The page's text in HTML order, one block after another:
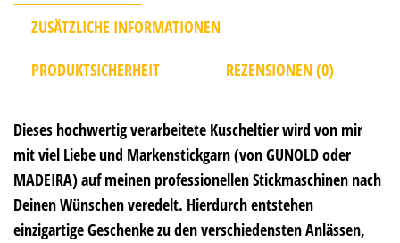
ZUSÄTZLICHE INFORMATIONEN
PRODUKTSICHERHEIT
REZENSIONEN (0)
Dieses hochwertig verarbeitete Kuscheltier wird von mir
mit viel Liebe und Markenstickgarn (von GUNOLD oder
MADEIRA) auf meinen professionellen Stickmaschinen nach
Deinen Wünschen veredelt. Hierdurch entstehen
einzigartige Geschenke zu den verschiedensten Anlässen,